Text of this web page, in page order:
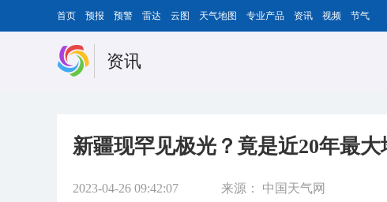
首页 预报 预警 雷达 云图 天气地图 专业产品 资讯 视频 节气
资讯
新疆现罕见极光？竟是近20年最大
2023-04-26 09:42:07 来源： 中国天气网